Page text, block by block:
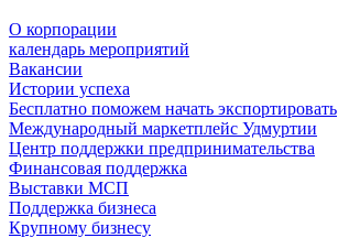
О корпорации
календарь мероприятий
Вакансии
Истории успеха
Бесплатно поможем начать экспортировать
Международный маркетплейс Удмуртии
Центр поддержки предпринимательства
Финансовая поддержка
Выставки МСП
Поддержка бизнеса
Крупному бизнесу